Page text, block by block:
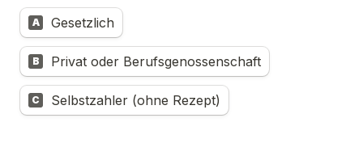
A Gesetzlich
B Privat oder Berufsgenossenschaft
C Selbstzahler (ohne Rezept)